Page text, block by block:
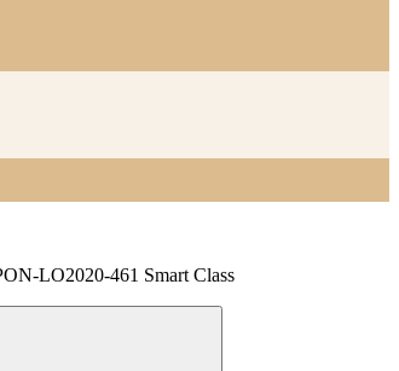
LO2020-461 Smart Class